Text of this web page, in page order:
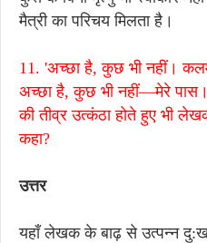
मैत्री का परिचय मिलता है।
11. 'अच्छा है, कुछ भी नहीं।
अच्छा है, कुछ भी नहीं—मेरे
की तीव्र उत्कंठा होते हुए भी
कहा?
उत्तर
यहाँ लेखक के बाढ़ से उत्पन्न दु:ख